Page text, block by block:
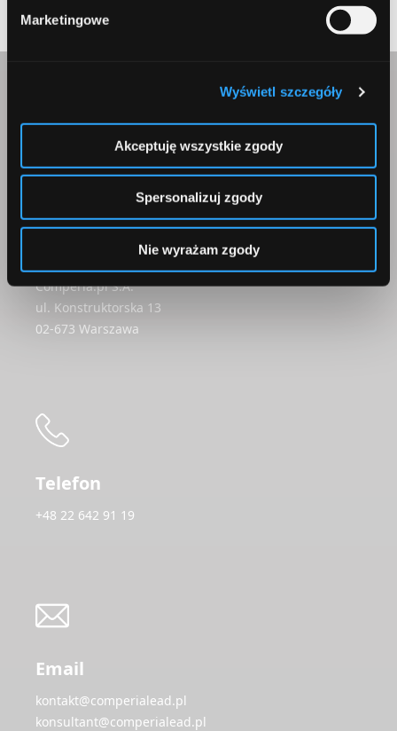
Marketingowe
Wyświetl szczegóły
Akceptuję wszystkie zgody
Spersonalizuj zgody
Nie wyrażam zgody
Skontaktuj się z nami
Korepondencja
Comperia.pl S.A.
ul. Konstruktorska 13
02-673 Warszawa
Telefon
+48 22 642 91 19
Email
kontakt@comperialead.pl
konsultant@comperialead.pl